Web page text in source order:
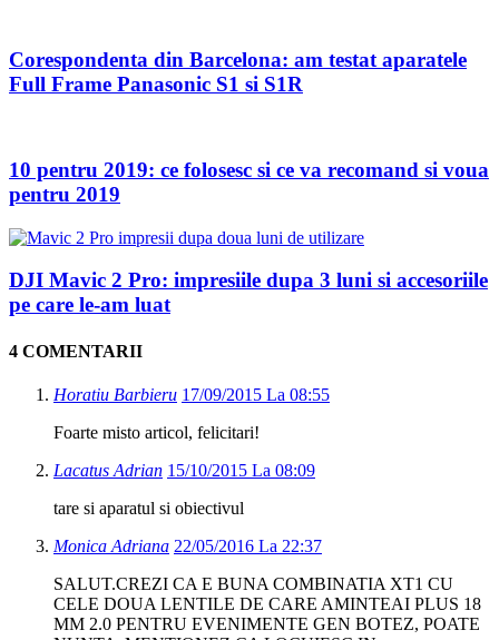
Corespondenta din Barcelona: am testat aparatele
Full Frame Panasonic S1 si S1R
10 pentru 2019: ce folosesc si ce va recomand si voua
pentru 2019
DJI Mavic 2 Pro: impresiile dupa 3 luni si accesoriile
pe care le-am luat
4 COMENTARII
Horatiu Barbieru 17/09/2015 La 08:55
Foarte misto articol, felicitari!
Lacatus Adrian 15/10/2015 La 08:09
tare si aparatul si obiectivul
Monica Adriana 22/05/2016 La 22:37
SALUT.CREZI CA E BUNA COMBINATIA XT1 CU
CELE DOUA LENTILE DE CARE AMINTEAI PLUS 18
MM 2.0 PENTRU EVENIMENTE GEN BOTEZ, POATE